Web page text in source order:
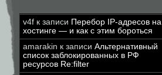
v4f к записи Перебор IP-адресов на
хостинге — и как с этим бороться
amarakin к записи Альтернативный
список заблокированных в РФ
ресурсов Re:filter